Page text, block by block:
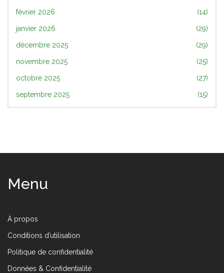
février 2026 (14)
janvier 2026 (29)
décembre 2025 (29)
novembre 2025 (25)
octobre 2025 (27)
septembre 2025 (15)
Menu
À propos
Conditions d’utilisation
Politique de confidentialité
Données & Confidentialité